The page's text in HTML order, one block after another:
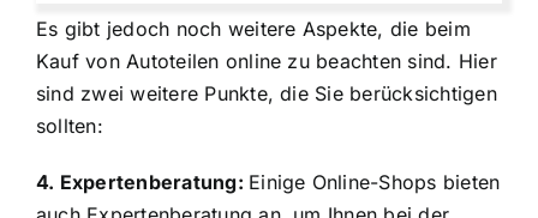
Es gibt jedoch noch weitere Aspekte, die beim
Kauf von Autoteilen online zu beachten sind. Hier
sind zwei weitere Punkte, die Sie berücksichtigen
sollten:
4. Expertenberatung: Einige Online-Shops bieten